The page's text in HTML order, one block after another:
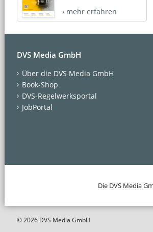
› mehr erfahren
DVS Media GmbH
Über die DVS Media GmbH
Book-Shop
DVS-Regelwerksportal
JobPortal
Die DVS Media
© 2026 DVS Media GmbH